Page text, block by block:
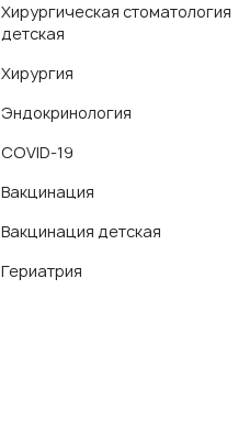
Хирургическая стоматология
детская
Хирургия
Эндокринология
COVID-19
Вакцинация
Вакцинация детская
Гериатрия